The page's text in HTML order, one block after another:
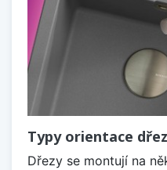
Typy orientace
Dřezy se montují na